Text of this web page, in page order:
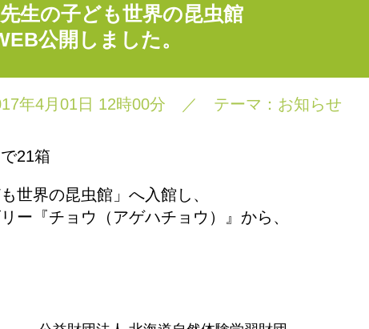
生の子ども世界の昆虫館
公開しました。
年4月01日 12時00分 ／ テーマ： お知らせ
21箱
世界の昆虫館」へ入館し、
ー『チョウ（アゲハチョウ）』から、